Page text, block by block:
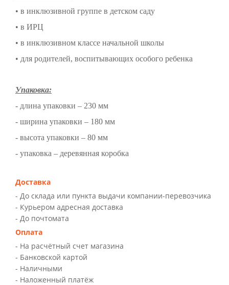
• в инклюзивной группе в детском саду
• в ИРЦ
• в инклюзивном классе начальной школы
• для родителей, воспитывающих особого ребенка
Упаковка:
- длина упаковки – 230 мм
- ширина упаковки – 180 мм
- высота упаковки – 80 мм
- упаковка – деревянная коробка
Доставка
- До склада или пункта выдачи компании-перевозчика
- Курьером адресная доставка
- До почтомата
Оплата
- На расчётный счет магазина
- Банковской картой
- Наличными
- Наложенный платёж